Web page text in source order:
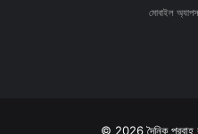
মোবাইল
© 2026 দৈনিক প্রবাহ